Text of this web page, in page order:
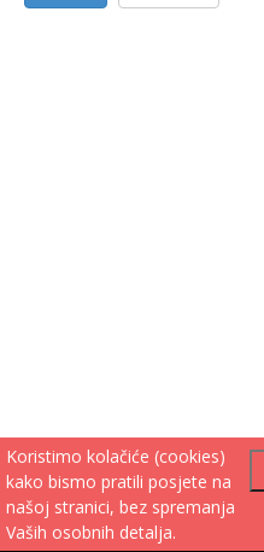
Koristimo kolačiće (cookies)
kako bismo pratili posjete na
našoj stranici, bez spremanja
Vaših osobnih detalja.